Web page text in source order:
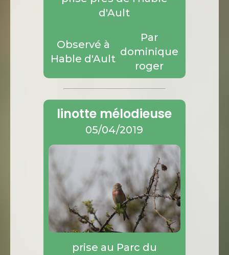
d'Ault
Observé à
Hable d'Ault
Par
dominique
roger
linotte mélodieuse
05/04/2019
prise au Parc du